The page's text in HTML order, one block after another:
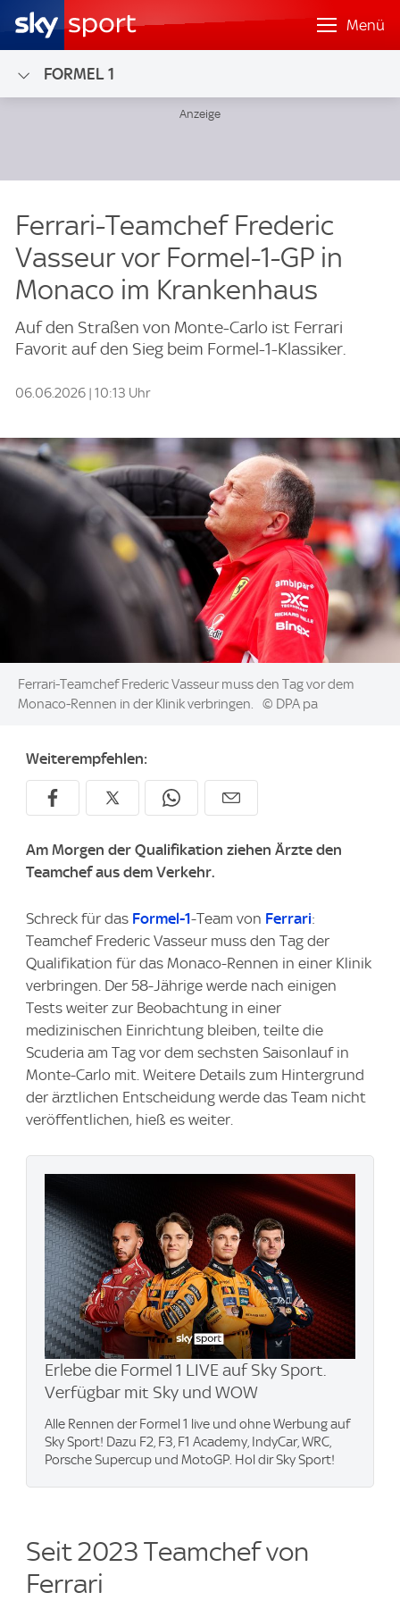
Menü
FORMEL 1
Ferrari-Teamchef Frederic
Vasseur vor Formel-1-GP in
Monaco im Krankenhaus
Auf den Straßen von Monte-Carlo ist Ferrari
Favorit auf den Sieg beim Formel-1-Klassiker.
06.06.2026 | 10:13 Uhr
Image:
Ferrari-Teamchef Frederic Vasseur muss den Tag vor dem
Monaco-Rennen in der Klinik verbringen.
© DPA pa
Weiterempfehlen:
Am Morgen der Qualifikation ziehen Ärzte den
Teamchef aus dem Verkehr.
Schreck für das Formel-1-Team von Ferrari:
Teamchef Frederic Vasseur muss den Tag der
Qualifikation für das Monaco-Rennen in einer Klinik
verbringen. Der 58-Jährige werde nach einigen
Tests weiter zur Beobachtung in einer
medizinischen Einrichtung bleiben, teilte die
Scuderia am Tag vor dem sechsten Saisonlauf in
Monte-Carlo mit. Weitere Details zum Hintergrund
der ärztlichen Entscheidung werde das Team nicht
veröffentlichen, hieß es weiter.
Erlebe die Formel 1 LIVE auf Sky Sport.
Verfügbar mit Sky und WOW
Alle Rennen der Formel 1 live und ohne Werbung auf
Sky Sport! Dazu F2, F3, F1 Academy, IndyCar, WRC,
Porsche Supercup und MotoGP. Hol dir Sky Sport!
Seit 2023 Teamchef von
Ferrari